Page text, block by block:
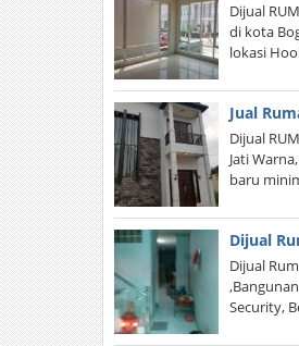
Dijual
di kota
lokasi
Jual
Dijual
Jati
baru
Dijual
Dijual
Security,